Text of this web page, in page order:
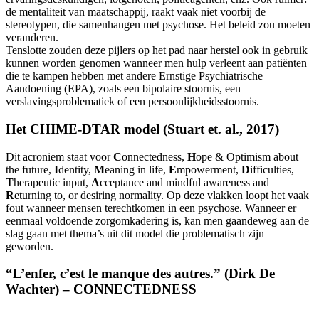
de mentaliteit van maatschappij, raakt vaak niet voorbij de
stereotypen, die samenhangen met psychose. Het beleid zou moeten
veranderen.
Tenslotte zouden deze pijlers op het pad naar herstel ook in gebruik
kunnen worden genomen wanneer men hulp verleent aan patiënten
die te kampen hebben met andere Ernstige Psychiatrische
Aandoening (EPA), zoals een bipolaire stoornis, een
verslavingsproblematiek of een persoonlijkheidsstoornis.
Het CHIME-DTAR model (Stuart et. al., 2017)
Dit acroniem staat voorConnectedness, Hope & Optimism about
the future, Identity, Meaning in life, Empowerment, Difficulties,
Therapeutic input, Acceptance and mindful awareness and
Returning to, or desiring normality. Op deze vlakken loopt het vaak
fout wanneer mensen terechtkomen in een psychose. Wanneer er
eenmaal voldoende zorgomkadering is, kan men gaandeweg aan de
slag gaan met thema’s uit dit model die problematisch zijn
geworden.
“L’enfer, c’est le manque des autres.” (Dirk De
Wachter) – CONNECTEDNESS